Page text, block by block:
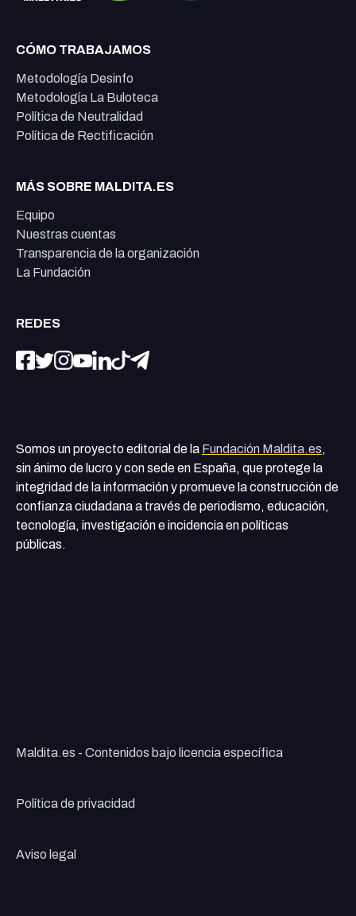
CÓMO TRABAJAMOS
Metodología Desinfo
Metodología La Buloteca
Política de Neutralidad
Política de Rectificación
MÁS SOBRE MALDITA.ES
Equipo
Nuestras cuentas
Transparencia de la organización
La Fundación
REDES
Somos un proyecto editorial de la Fundación Maldita.es,
sin ánimo de lucro y con sede en España, que protege la
integridad de la información y promueve la construcción de
confianza ciudadana a través de periodismo, educación,
tecnología, investigación e incidencia en políticas
públicas.
Maldita.es - Contenidos bajo licencia específica
Política de privacidad
Aviso legal